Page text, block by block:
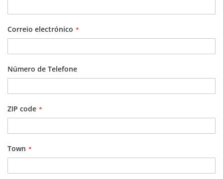
Correio electrónico
Número de Telefone
ZIP code
Town